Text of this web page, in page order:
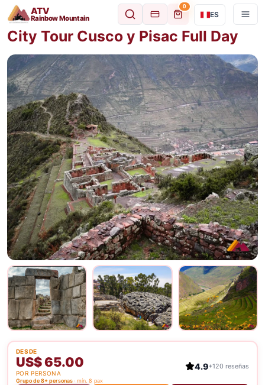
ATV
Rainbow Mountain
0
ES
City Tour Cusco y Pisac Full Day
DESDE
US$ 65.00
POR PERSONA
Grupo de 8+ personas· mín. 8 pax
4.9+120 reseñas